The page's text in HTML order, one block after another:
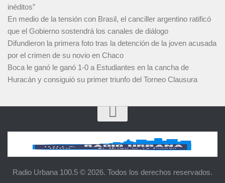
inéditos”
En medio de la tensión con Brasil, el canciller argentino ratificó
que el Gobierno sostendrá los canales de diálogo
Difundieron la primera foto tras la detención de la joven acusada
por el crimen de su novio en Chaco
Boca le ganó le ganó 1-0 a Estudiantes en la cancha de
Huracán y consiguió su primer triunfo del Torneo Clausura
Radio Urbana 100.5 © 2026. Todos los derechos reservados.